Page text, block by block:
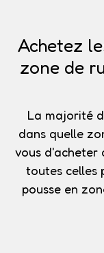
Achetez
zone de
La majorité
dans quelle
vous d'acheter
toutes celles
pousse en